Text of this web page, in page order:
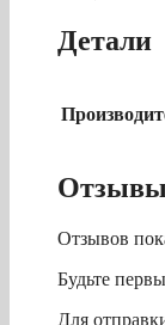
Детали
Отзывы
Отзывов
Будьте
Для